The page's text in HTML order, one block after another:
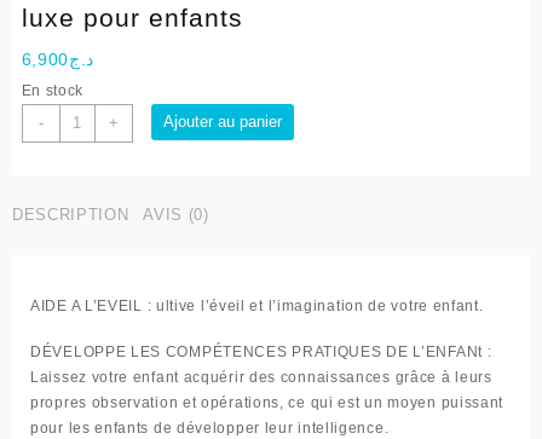
luxe pour enfants
د.ج6,900
En stock
-
quantité
de
outils
de
luxe
pour
enfants
+ Ajouter au panier
DESCRIPTION AVIS (0)
AIDE A L’EVEIL : ultive l’éveil et l’imagination de votre enfant.
DÉVELOPPE LES COMPÉTENCES PRATIQUES DE L’ENFANt:
Laissez votre enfant acquérir des connaissances grâce à leurs
propres observation et opérations, ce qui est un moyen puissant
pour les enfants de développer leur intelligence.